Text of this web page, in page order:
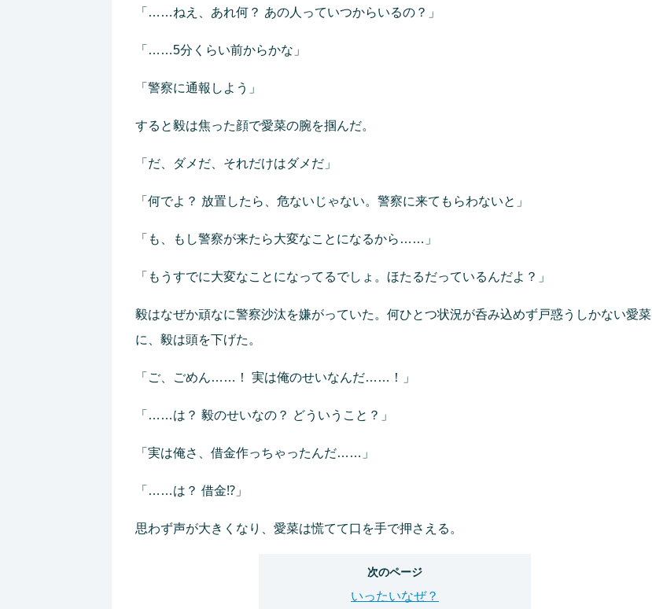
「……ねえ、あれ何？ あの人っていつからいるの？」
「……5分くらい前からかな」
「警察に通報しよう」
すると毅は焦った顔で愛菜の腕を掴んだ。
「だ、ダメだ、それだけはダメだ」
「何でよ？ 放置したら、危ないじゃない。警察に来てもらわないと」
「も、もし警察が来たら大変なことになるから……」
「もうすでに大変なことになってるでしょ。ほたるだっているんだよ？」
毅はなぜか頑なに警察沙汰を嫌がっていた。何ひとつ状況が呑み込めず戸惑うしかない愛菜
に、毅は頭を下げた。
「ご、ごめん……！ 実は俺のせいなんだ……！」
「……は？ 毅のせいなの？ どういうこと？」
「実は俺さ、借金作っちゃったんだ……」
「……は？ 借金⁉」
思わず声が大きくなり、愛菜は慌てて口を手で押さえる。
次のページ
いったいなぜ？